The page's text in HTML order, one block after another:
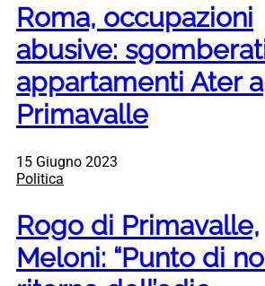
Roma, occupazioni
abusive:
appartamenti Ater a
Primavalle
15 Giugno 2023
Politica
Rogo di Primavalle,
Meloni: “Punto di